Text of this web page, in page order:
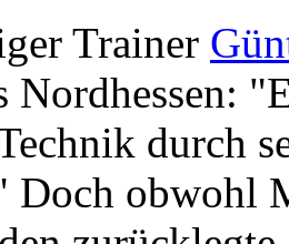
Trainer
Nordhessen:
durch
Doch obwohl